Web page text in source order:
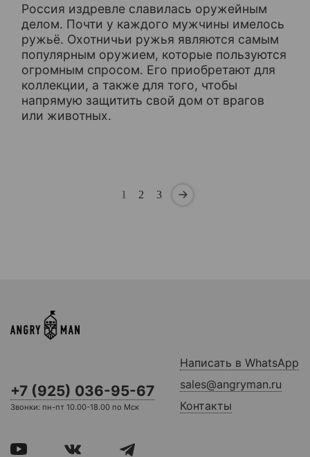
Россия издревле славилась оружейным
делом. Почти у каждого мужчины имелось
ружьё. Охотничьи ружья являются самым
популярным оружием, которые пользуются
огромным спросом. Его приобретают для
коллекции, а также для того, чтобы
напрямую защитить свой дом от врагов
или животных.
1 2 3
+7 (925) 036-95-67
Звонки: пн-пт 10.00-18.00 по Мск
Написать в WhatsApp
sales@angryman.ru
Контакты